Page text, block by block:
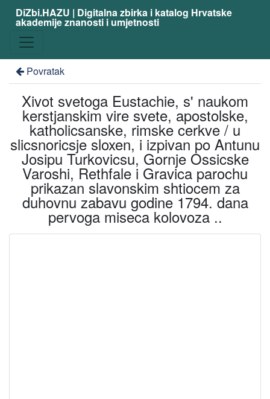
DiZbi.HAZU | Digitalna zbirka i katalog Hrvatske
akademije znanosti i umjetnosti
Povratak
Xivot svetoga Eustachie, s' naukom
kerstjanskim vire svete, apostolske,
katholicsanske, rimske cerkve / u
slicsnoricsje sloxen, i izpivan po Antunu
Josipu Turkovicsu, Gornje Ossicske
Varoshi, Rethfale i Gravica parochu
prikazan slavonskim shtiocem za
duhovnu zabavu godine 1794. dana
pervoga miseca kolovoza ..